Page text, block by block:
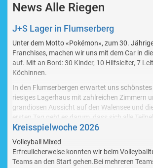
News Alle Riegen
J+S Lager in Flumserberg
Unter dem Motto «Pokémon», zum 30.
Franchises, machen wir uns mit dem Car in
auf. Mit an Bord: 30 Kinder, 10 Hilfsleiter, 7
Köchinnen.
In den Flumserbergen erwartet uns
riesiges Lagerhaus mit zahlreichen Zimmern
grandiosen Aussicht auf den Walensee und
ersten Tag geht es darum, dass sich alle
kennenlernen und so gemeinsam in das Lager
«Gameboy», einem Spiel, in dem in jedem der 8
herausgefunden werden muss, wie dieser zu
Kreisspielwoche 2026
Volleyball Mixed
Erfreulicherweise konnten wir beim
Teams an den Start gehen.Bei mehreren